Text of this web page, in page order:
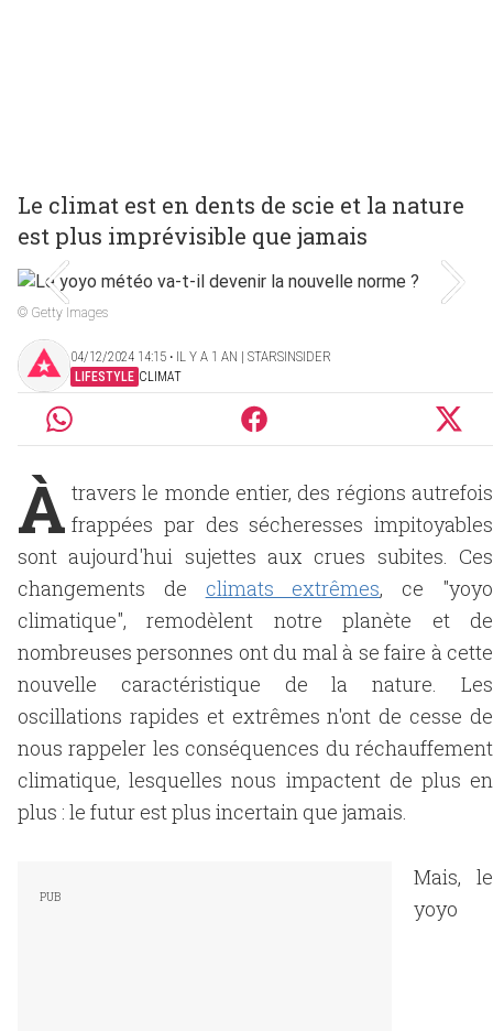
Le climat est en dents de scie et la nature
est plus imprévisible que jamais
© Getty Images
04/12/2024 14:15 ‧ IL Y A 1 AN | STARSINSIDER
LIFESTYLE CLIMAT
À travers le monde entier, des régions autrefois
frappées par des sécheresses impitoyables
sont aujourd'hui sujettes aux crues subites. Ces
changements de climats extrêmes, ce "yoyo
climatique", remodèlent notre planète et de
nombreuses personnes ont du mal à se faire à cette
nouvelle caractéristique de la nature. Les
oscillations rapides et extrêmes n'ont de cesse de
nous rappeler les conséquences du réchauffement
climatique, lesquelles nous impactent de plus en
plus : le futur est plus incertain que jamais.
Mais, le
yoyo